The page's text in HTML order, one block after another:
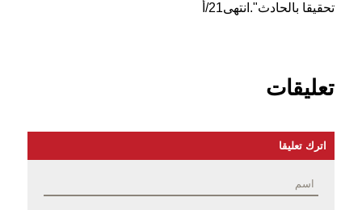
تحقيقا بالحادث".انتهى21/أ
تعليقات
اترك تعليقا